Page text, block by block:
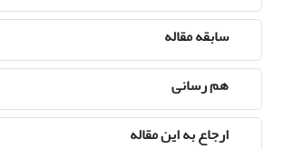
سابقه مقاله
هم رسانی
ارجاع به این مقاله